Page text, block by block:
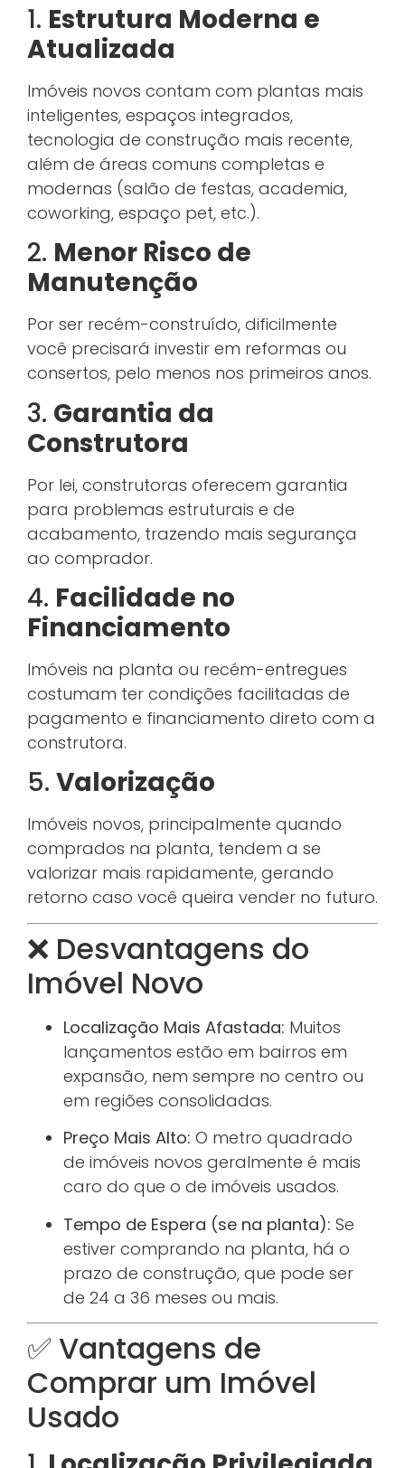
1. Estrutura Moderna e
Atualizada
Imóveis novos contam com plantas mais
inteligentes, espaços integrados,
tecnologia de construção mais recente,
além de áreas comuns completas e
modernas (salão de festas, academia,
coworking, espaço pet, etc.).
2. Menor Risco de
Manutenção
Por ser recém-construído, dificilmente
você precisará investir em reformas ou
consertos, pelo menos nos primeiros anos.
3. Garantia da
Construtora
Por lei, construtoras oferecem garantia
para problemas estruturais e de
acabamento, trazendo mais segurança
ao comprador.
4. Facilidade no
Financiamento
Imóveis na planta ou recém-entregues
costumam ter condições facilitadas de
pagamento e financiamento direto com a
construtora.
5. Valorização
Imóveis novos, principalmente quando
comprados na planta, tendem a se
valorizar mais rapidamente, gerando
retorno caso você queira vender no futuro.
❌ Desvantagens do
Imóvel Novo
Localização Mais Afastada: Muitos
lançamentos estão em bairros em
expansão, nem sempre no centro ou
em regiões consolidadas.
Preço Mais Alto: O metro quadrado
de imóveis novos geralmente é mais
caro do que o de imóveis usados.
Tempo de Espera (se na planta): Se
estiver comprando na planta, há o
prazo de construção, que pode ser
de 24 a 36 meses ou mais.
✅ Vantagens de
Comprar um Imóvel
Usado